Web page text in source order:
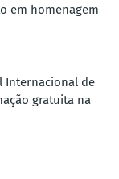
em homenagem
Internacional de
gratuita na